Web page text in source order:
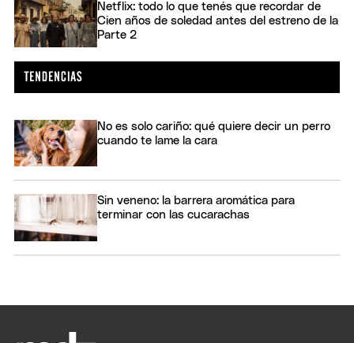
Netflix: todo lo que tenés que recordar de
Cien años de soledad antes del estreno de la
Parte 2
No es solo cariño: qué quiere decir un perro
cuando te lame la cara
Sin veneno: la barrera aromática para
terminar con las cucarachas